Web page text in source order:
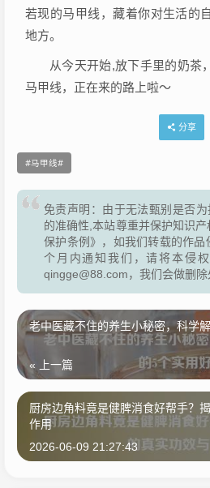
若现的马甲线，藏着你对生活的
地方。
从今天开始,放下手里的奶
马甲线，正在来的路上啦～
分享
马甲线
免责声明：由于无法甄别是否
的准确性,本站尊重并保护知识
保护条例》，如我们转载的作
个月内通知我们，请将本侵
qingge@88.com，我们会做删除
老中医藏不住的养生小秘密，科学
« 上一篇
厨房边角料竟是健脾消食好帮手？
作用
2026-06-09 21:27:43